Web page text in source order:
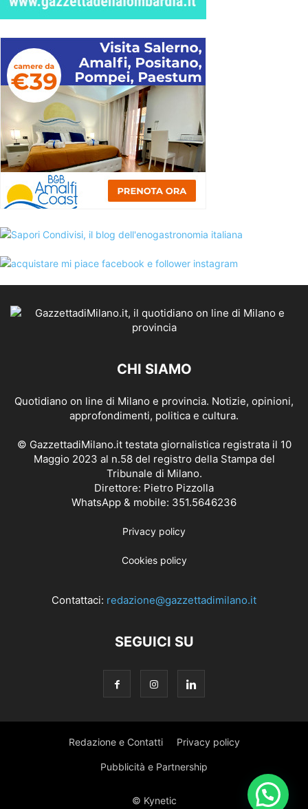
CHI SIAMO
Quotidiano on line di Milano e provincia. Notizie, opinioni,
approfondimenti, politica e cultura.
© GazzettadiMilano.it testata giornalistica registrata il 10
Maggio 2023 al n.58 del registro della Stampa del
Tribunale di Milano.
Direttore: Pietro Pizzolla
WhatsApp & mobile: 351.5646236
Privacy policy
Cookies policy
Contattaci: redazione@gazzettadimilano.it
SEGUICI SU
Redazione e Contatti Privacy policy
Pubblicità e Partnership
© Kynetic